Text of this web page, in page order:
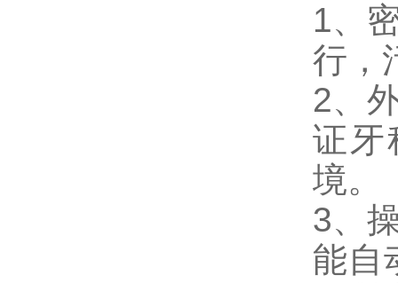
1、
行，
2、
证牙
境。
3、
能自